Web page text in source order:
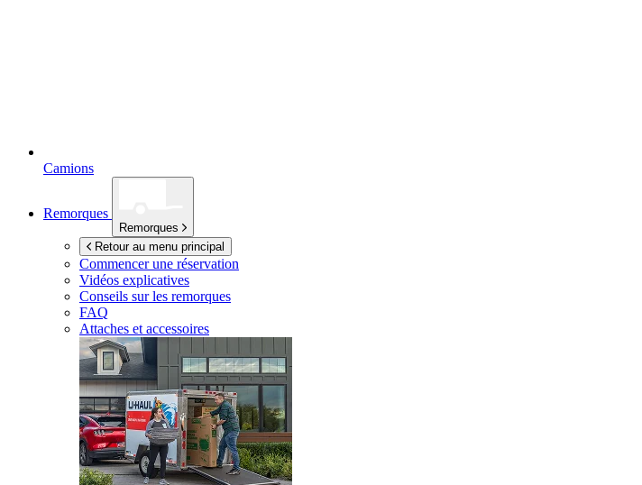
Camions
Remorques
Remorques
Retour au menu principal
Commencer une réservation
Vidéos explicatives
Conseils sur les remorques
FAQ
Attaches et accessoires